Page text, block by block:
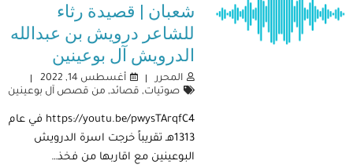
شعبان | قصيدة رثاء
للشاعر درويش بن عبدالله
الدرويش آل بوعينين
المحرر
أغسطس 14, 2022
صوتيات, قصائد, من قصص آل بوعينين
https://youtu.be/pwysTArqfC4 في عام
1313هـ تقريباً خرجت اسرة الدرويش
البوعينين مع اقاربها من فخذ…